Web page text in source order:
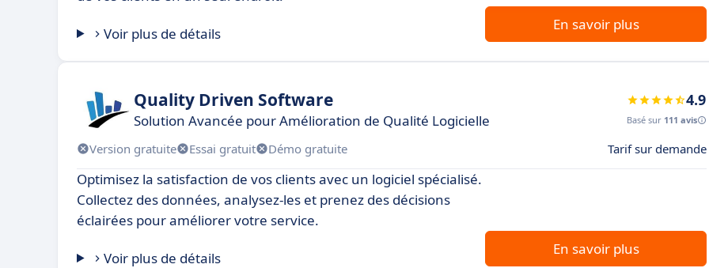
Voir plus de détails
En savoir plus
Quality Driven Software
Solution Avancée pour Amélioration de Qualité Logicielle
4.9
Basé sur 111 avis
Version gratuite Essai gratuit Démo gratuite Tarif sur demande
Optimisez la satisfaction de vos clients avec un logiciel spécialisé.
Collectez des données, analysez-les et prenez des décisions
éclairées pour améliorer votre service.
Voir plus de détails
En savoir plus